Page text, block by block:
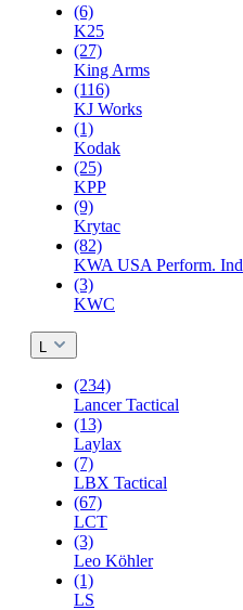
(6)
K25
(27)
King Arms
(116)
KJ Works
(1)
Kodak
(25)
KPP
(9)
Krytac
(82)
KWA USA Perform. Ind
(3)
KWC
L
(234)
Lancer Tactical
(13)
Laylax
(7)
LBX Tactical
(67)
LCT
(3)
Leo Köhler
(1)
LS